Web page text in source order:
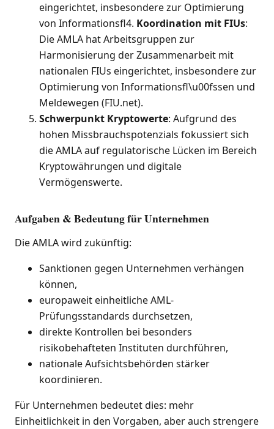
eingerichtet, insbesondere zur Optimierung
von Informationsfl4. Koordination mit FIUs:
Die AMLA hat Arbeitsgruppen zur
Harmonisierung der Zusammenarbeit mit
nationalen FIUs eingerichtet, insbesondere zur
Optimierung von Informationsfl\u00fssen und
Meldewegen (FIU.net).
Schwerpunkt Kryptowerte: Aufgrund des
hohen Missbrauchspotenzials fokussiert sich
die AMLA auf regulatorische Lücken im Bereich
Kryptowährungen und digitale
Vermögenswerte.
Aufgaben & Bedeutung für Unternehmen
Die AMLA wird zukünftig:
Sanktionen gegen Unternehmen verhängen
können,
europaweit einheitliche AML-
Prüfungsstandards durchsetzen,
direkte Kontrollen bei besonders
risikobehafteten Instituten durchführen,
nationale Aufsichtsbehörden stärker
koordinieren.
Für Unternehmen bedeutet dies: mehr
Einheitlichkeit in den Vorgaben, aber auch strengere